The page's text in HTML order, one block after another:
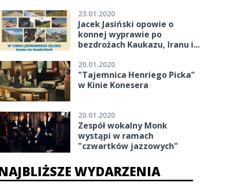
23.01.2020
Jacek Jasiński opowie o
konnej wyprawie po
bezdrożach Kaukazu, Iranu i...
20.01.2020
"Tajemnica Henriego Picka"
w Kinie Konesera
20.01.2020
Zespół wokalny Monk
wystąpi w ramach
"czwartków jazzowych"
WYDARZENIA